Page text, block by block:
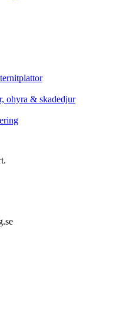
ohyra & skadedjur